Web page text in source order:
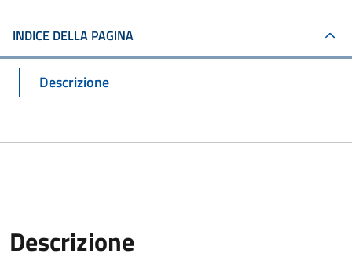
INDICE DELLA PAGINA
Descrizione
Descrizione